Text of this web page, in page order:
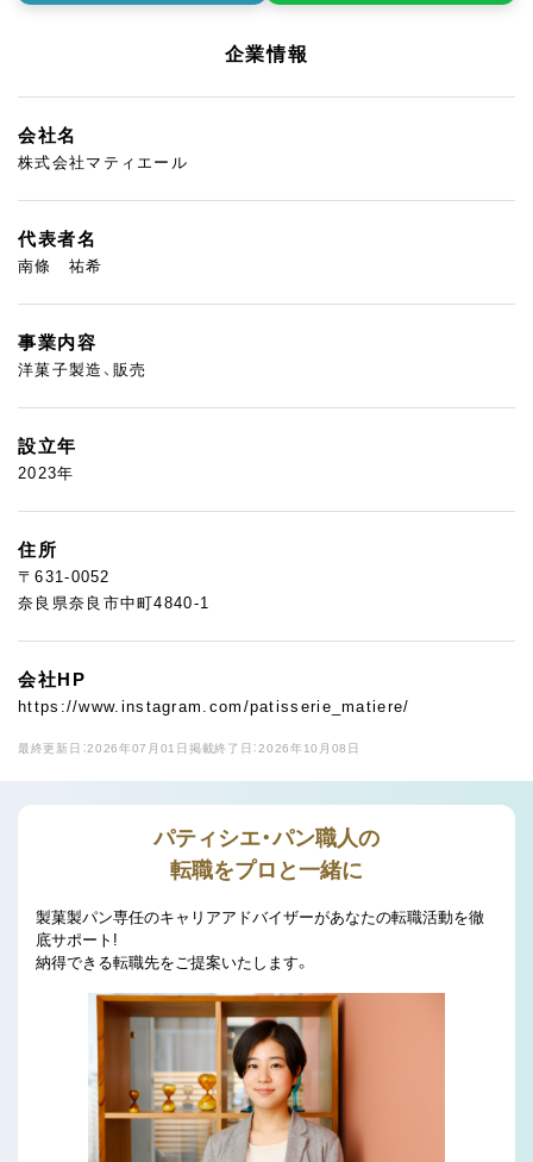
企業情報
会社名
株式会社マティエール
代表者名
南條 祐希
事業内容
洋菓子製造、販売
設立年
2023年
住所
〒631-0052
奈良県奈良市中町4840-1
会社HP
https://www.instagram.com/patisserie_matiere/
最終更新日：2026年07月01日 掲載終了日：2026年10月08日
パティシエ・パン職人の
転職をプロと一緒に
製菓製パン専任のキャリアアドバイザーがあなたの転職活動を徹
底サポート!
納得できる転職先をご提案いたします。